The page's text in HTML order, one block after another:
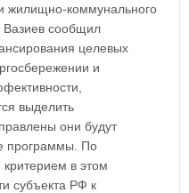
жилищно-коммунального
Вазиев сообщил
целевых
и
выделить
они будут
программы. По
в этом
субъекта РФ к